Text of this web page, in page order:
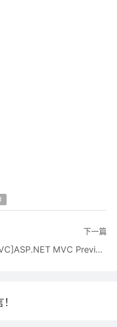
下一篇
[MVC]ASP.NET MVC Preview 3 流程分析 - 4.Router